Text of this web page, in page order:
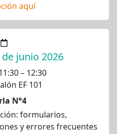
aquí
junio 2026
– 12:30
EF 101
N°4
formularios,
y errores frecuentes